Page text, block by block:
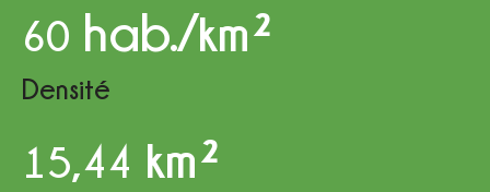
60 hab./km²
Densité
15,44 km²